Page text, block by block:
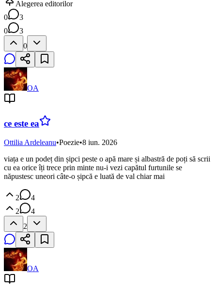
Alegerea editorilor
0
3
0
3
0
OA
ce este ea
Ottilia Ardeleanu•Poezie•8 iun. 2026
viața e un podeț din șipci peste o apă mare și albastră de poți să scrii
cu ea orice îți trece prin minte nu-i vezi capătul furtunile se
năpustesc uneori câte-o șipcă e luată de val chiar mai
2
4
2
4
2
OA